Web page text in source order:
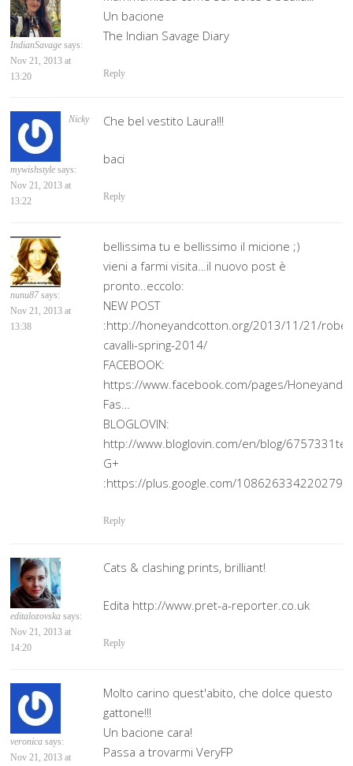
IndianSavage says:
Nov 21, 2013 at
13:20
Un bacione
The Indian Savage Diary
Reply
Nicky
mywishstyle says:
Nov 21, 2013 at
13:22
Che bel vestito Laura!!!
baci
Reply
nunu87 says:
Nov 21, 2013 at
13:38
bellissima tu e bellissimo il micione ;)
vieni a farmi visita…il nuovo post è
pronto..eccolo:
NEW POST
:http://honeyandcotton.org/2013/11/21/
cavalli-spring-2014/
FACEBOOK:
https://www.facebook.com/pages/
Fas…
BLOGLOVIN:
http://www.bloglovin.com/en/blog/6757331te
G+
:https://plus.google.com/
Reply
editalozovska says:
Nov 21, 2013 at
14:20
Cats & clashing prints, brilliant!
Edita http://www.pret-a-reporter.co.uk
Reply
veronica says:
Nov 21, 2013 at
Molto carino quest'abito, che dolce questo
gattone!!!
Un bacione cara!
Passa a trovarmi VeryFP